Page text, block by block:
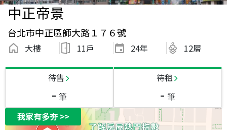
中正帝景
台北市中正區師大路１７６號
大樓 11戶 24年 12層
待售
- 筆
待租
- 筆
我家有多夯>>